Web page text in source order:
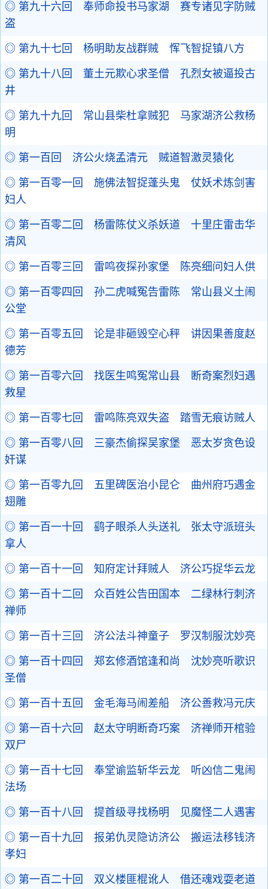
◎ 第九十六回 奉师命投书马家湖 赛专诸见字防贼
盗
◎ 第九十七回 杨明助友战群贼 恽飞智捉镇八方
◎ 第九十八回 董土元欺心求圣僧 孔烈女被逼投古
井
◎ 第九十九回 常山县柴杜拿贼犯 马家湖济公救杨
明
◎ 第一百回 济公火烧孟清元 贼道智激灵猿化
◎ 第一百零一回 施佛法智捉蓬头鬼 仗妖术炼剑害
妇人
◎ 第一百零二回 杨雷陈仗义杀妖道 十里庄雷击华
清风
◎ 第一百零三回 雷鸣夜探孙家堡 陈亮细问妇人供
◎ 第一百零四回 孙二虎喊冤告雷陈 常山县义土闹
公堂
◎ 第一百零五回 论是非砸毁空心秤 讲因果善度赵
德芳
◎ 第一百零六回 找医生鸣冤常山县 断奇案烈妇遇
救星
◎ 第一百零七回 雷鸣陈亮双失盗 踏雪无痕访贼人
◎ 第一百零八回 三豪杰偷探吴家堡 恶太岁贪色设
奸谋
◎ 第一百零九回 五里碑医治小昆仑 曲州府巧遇金
翅雕
◎ 第一百一十回 鹞子眼杀人头送礼 张太守派班头
拿人
◎ 第一百十一回 知府定计拜贼人 济公巧捉华云龙
◎ 第一百十二回 众百姓公告田国本 二绿林行刺济
禅师
◎ 第一百十三回 济公法斗神童子 罗汉制服沈妙亮
◎ 第一百十四回 郑玄修酒馆逢和尚 沈妙亮听歌识
圣僧
◎ 第一百十五回 金毛海马闹差船 济公善救冯元庆
◎ 第一百十六回 赵太守明断奇巧案 济禅师开棺验
双尸
◎ 第一百十七回 奉堂谕监斩华云龙 听凶信二鬼闹
法场
◎ 第一百十八回 提首级寻找杨明 见魔怪二人遇害
◎ 第一百十九回 报弟仇灵隐访济公 搬运法移钱济
孝妇
◎ 第一百二十回 双义楼匪棍讹人 借还魂戏耍老道